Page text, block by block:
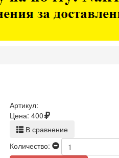
Артикул:
Цена: 400
В сравнение
Количество: